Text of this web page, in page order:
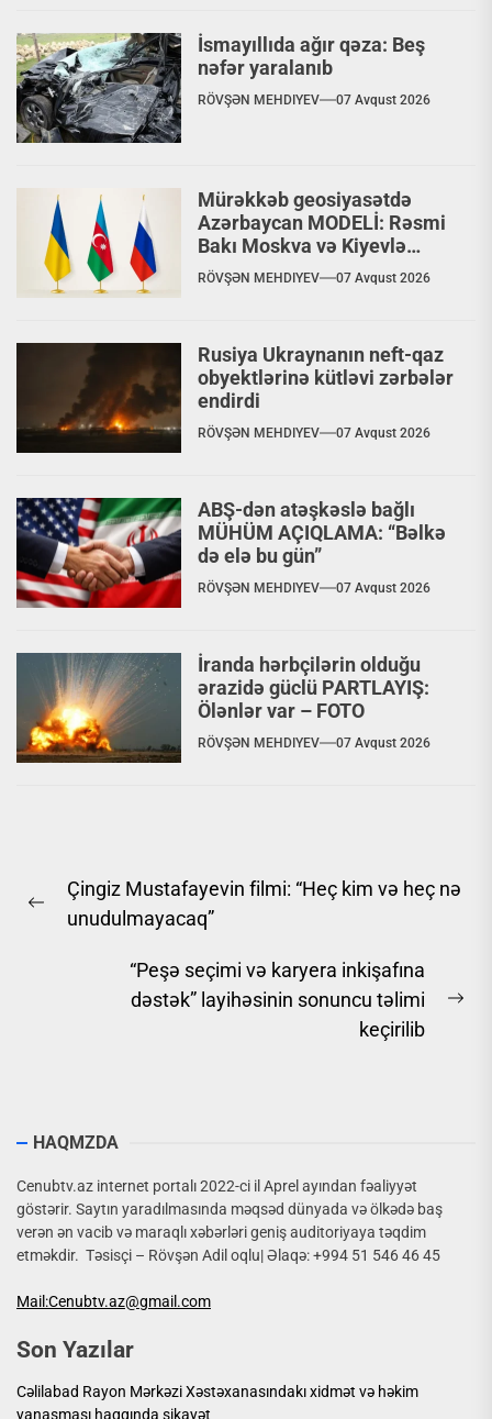
İsmayıllıda ağır qəza: Beş
nəfər yaralanıb
RÖVŞƏN MEHDIYEV 07 Avqust 2026
Mürəkkəb geosiyasətdə
Azərbaycan MODELİ: Rəsmi
Bakı Moskva və Kiyevlə
paralel dialoq aparır
RÖVŞƏN MEHDIYEV 07 Avqust 2026
Rusiya Ukraynanın neft-qaz
obyektlərinə kütləvi zərbələr
endirdi
RÖVŞƏN MEHDIYEV 07 Avqust 2026
ABŞ-dən atəşkəslə bağlı
MÜHÜM AÇIQLAMA: “Bəlkə
də elə bu gün”
RÖVŞƏN MEHDIYEV 07 Avqust 2026
İranda hərbçilərin olduğu
ərazidə güclü PARTLAYIŞ:
Ölənlər var – FOTO
RÖVŞƏN MEHDIYEV 07 Avqust 2026
naviqasiyası
Previous
Çingiz Mustafayevin filmi: “Heç kim və heç nə
unudulmayacaq”
“Peşə seçimi və karyera inkişafına
dəstək” layihəsinin sonuncu təlimi
keçirilib
HAQMZDA
Cenubtv.az internet portalı 2022-ci il Aprel ayından fəaliyyət
göstərir. Saytın yaradılmasında məqsəd dünyada və ölkədə baş
verən ən vacib və maraqlı xəbərləri geniş auditoriyaya təqdim
etməkdir. Təsisçi – Rövşən Adil oqlu| Əlaqə: +994 51 546 46 45
Mail:Cenubtv.az@gmail.com
Son Yazılar
Cəlilabad Rayon Mərkəzi Xəstəxanasındakı xidmət və həkim
yanaşması haqqında şikayət